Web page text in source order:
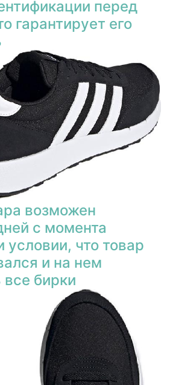
перед
гарантирует его
возможен
с момента
условии, что товар
и на нем
все бирки